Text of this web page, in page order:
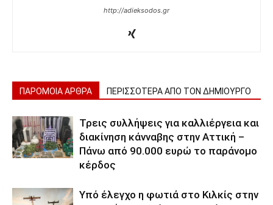
http://adieksodos.gr
ΠΑΡΟΜΟΙΑ ΑΡΘΡΑ ΠΕΡΙΣΣΟΤΕΡΑ ΑΠΟ ΤΟΝ ΔΗΜΙΟΥΡΓΟ
Τρεις συλλήψεις για καλλιέργεια και
διακίνηση κάνναβης στην Αττική –
Πάνω από 90.000 ευρώ το παράνομο
κέρδος
Υπό έλεγχο η φωτιά στο Κιλκίς στην